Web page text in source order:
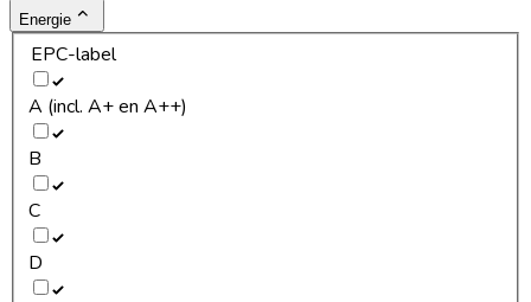
Energie
EPC-label
A (incl. A+ en A++)
B
C
D